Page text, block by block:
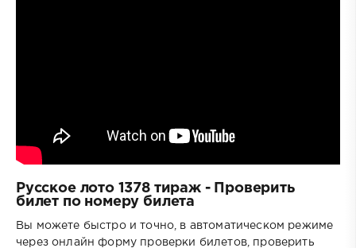
Русское лото 1378 тираж - Проверить
билет по номеру билета
Вы можете быстро и точно, в автоматическом режиме
через онлайн форму проверки билетов, проверить